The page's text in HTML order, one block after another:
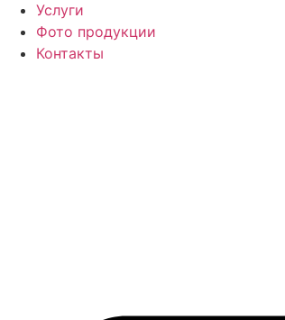
Услуги
Фото продукции
Контакты